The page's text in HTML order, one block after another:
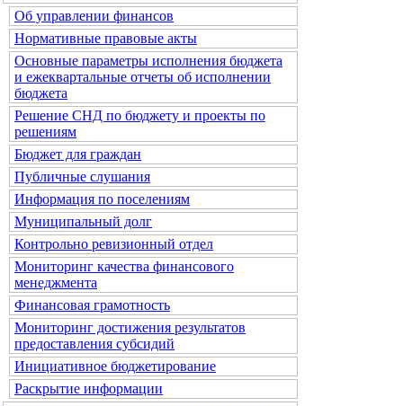
Об управлении финансов
Нормативные правовые акты
Основные параметры исполнения бюджета
и ежеквартальные отчеты об исполнении
бюджета
Решение СНД по бюджету и проекты по
решениям
Бюджет для граждан
Публичные слушания
Информация по поселениям
Муниципальный долг
Контрольно ревизионный отдел
Мониторинг качества финансового
менеджмента
Финансовая грамотность
Мониторинг достижения результатов
предоставления субсидий
Инициативное бюджетирование
Раскрытие информации